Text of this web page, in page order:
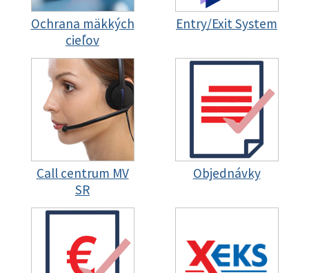
Ochrana mäkkých
cieľov
Entry/Exit System
Call centrum MV
SR
Objednávky